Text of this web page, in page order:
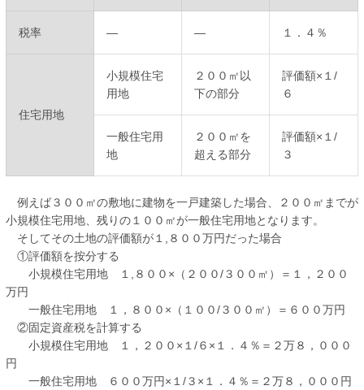
税率 ― ― １．４％
住宅用地
小規模住宅
用地
２００㎡以
下の部分
評価額×１/
６
一般住宅用
地
２００㎡を
超える部分
評価額×１/
３
例えば３００㎡の敷地に建物を一戸建築した場合、２００㎡までが
小規模住宅用地、残りの１００㎡が一般住宅用地となります。
そしてその土地の評価額が１,８００万円だった場合
①評価額を按分する
小規模住宅用地 １,８００×（２００/３００㎡）＝１，２００
万円
一般住宅用地 １，８００×（１００/３００㎡）＝６００万円
②固定資産税を計算する
小規模住宅用地 １，２００×１/６×１．４％＝２万８，０００
円
一般住宅用地 ６００万円×１/３×１．４％＝２万８，０００円